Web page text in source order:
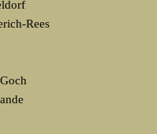
Rees